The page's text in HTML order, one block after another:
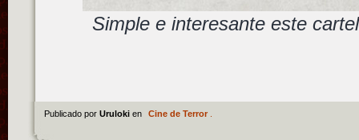
Simple e interesante este
Publicado por Uruloki en Cine de Terror.